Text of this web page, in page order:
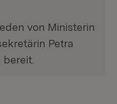
von Ministerin
Petra